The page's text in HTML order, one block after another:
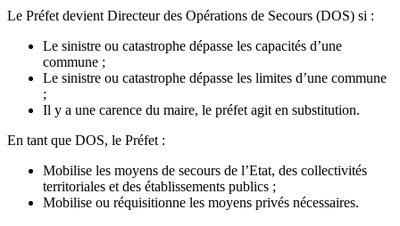
Le Préfet devient Directeur des Opérations de Secours (DOS) si :
Le sinistre ou catastrophe dépasse les capacités d’une
commune ;
Le sinistre ou catastrophe dépasse les limites d’une commune
;
Il y a une carence du maire, le préfet agit en substitution.
En tant que DOS, le Préfet :
Mobilise les moyens de secours de l’Etat, des collectivités
territoriales et des établissements publics ;
Mobilise ou réquisitionne les moyens privés nécessaires.